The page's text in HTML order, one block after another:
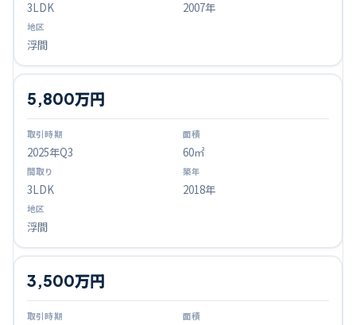
3LDK 2007年
浮間
2025年Q3
5,800万円
60㎡
3LDK 2018年
浮間
3,500万円